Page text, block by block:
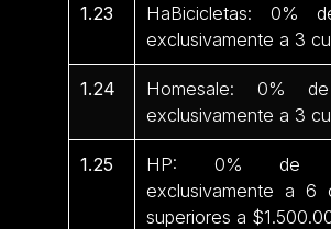
1.23
HaBicicletas: 0%
exclusivamente a 3
1.24
Homesale: 0%
exclusivamente a 3
1.25
HP: 0% de
exclusivamente a 6
superiores a